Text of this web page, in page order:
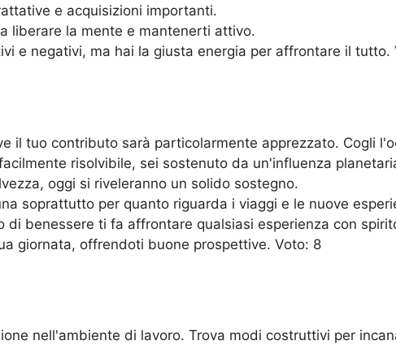
e acquisizioni importanti.
liberare la mente e mantenerti attivo.
e negativi, ma hai la giusta energia per affrontare il tutto.
il tuo contributo sarà particolarmente apprezzato. Cogli
risolvibile, sei sostenuto da un'influenza
oggi si riveleranno un solido sostegno.
soprattutto per quanto riguarda i viaggi e le nuove
di benessere ti fa affrontare qualsiasi esperienza con
giornata, offrendoti buone prospettive. Voto: 8
nell'ambiente di lavoro. Trova modi costruttivi per